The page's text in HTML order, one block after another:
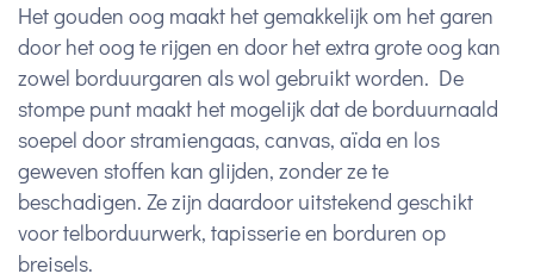
Het gouden oog maakt het gemakkelijk om het garen
door het oog te rijgen en door het extra grote oog kan
zowel borduurgaren als wol gebruikt worden. De
stompe punt maakt het mogelijk dat de borduurnaald
soepel door stramiengaas, canvas, aïda en los
geweven stoffen kan glijden, zonder ze te
beschadigen. Ze zijn daardoor uitstekend geschikt
voor telborduurwerk, tapisserie en borduren op
breisels.